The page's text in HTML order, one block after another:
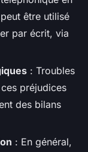
être utilisé
par écrit, via
: Troubles
préjudices
des bilans
: En général,